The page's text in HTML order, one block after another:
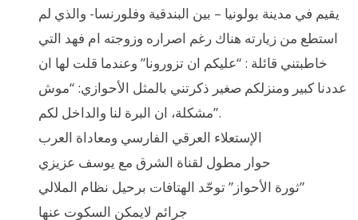
يقيم في مدينة بولونيا – بين البندقية وفلورنسا- والذي لم
استطع من زيارته هناك رغم اصراره وزوجته ام فهد التي
خاطبتني قائلة : “عليكم ان تزورونا” وعندما قلت لها ان
عددنا كبير ومنزلكم صغير ذكرتني بالمثل الأحوازي: “موش
مشكلة، ان البرة لنا والداخل لكم”.
الإستعلاء العرقي الفارسي ومعاداة العرب
حوار مطول لقناة الشرق مع يوسف عزيزي
ثورة الأحواز” توحّد الهتافات برحيل نظام الملالي”
جرائم لايمكن السكوت عنها